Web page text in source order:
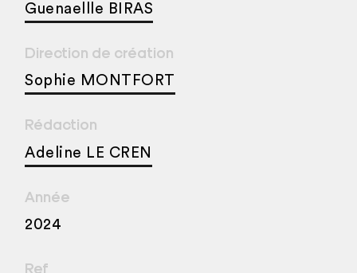
Guenaellle BIRAS
Direction de création
Sophie MONTFORT
Rédaction
Adeline LE CREN
Année
2024
Ref